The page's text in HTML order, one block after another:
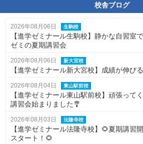
校舎ブログ
2026年08月06日 生駒校
【進学ゼミナール生駒校】静かな自習室
ゼミの夏期講習会
2026年08月06日 新大宮校
【進学ゼミナール新大宮校】成績が伸び
2026年08月04日 東山駅前校
【進学ゼミナール東山駅前校】頑張って
講習会始まりました🎐
2026年08月03日 法隆寺校
【進学ゼミナール法隆寺校】🌻夏期講習
スタート！🌻